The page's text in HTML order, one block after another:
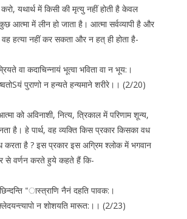
यथार्थ में किसी की मृत्यु नहीं होती है केवल
आत्मा में लीन हो जाता है। आत्मा सर्वव्यापी है और
हत्या नहीं कर सकता और न हत् ही होता है-
वा कदाचिन्नायं भूत्वा भविता वा न भूय:।
पुराणो न हन्यते हन्यमाने शरीरे।। (2/20)
को अविनाशी, नित्य, त्रिकाल में परिणाम शून्य,
है। हे पार्थ, वह व्यक्ति किस प्रकार किसका वध
करता है ? इस प्रकार इस अग्रिम श्लोक में भगवान
से वर्णन करते हुये कहते हैं कि-
छिन्दन्ति “ास्त्राणि नैनं दहति पावक:।
न शोशयति मारूत:।। (2/23)